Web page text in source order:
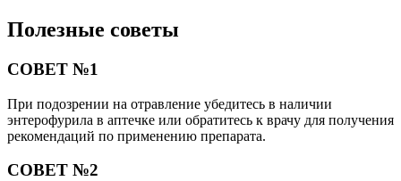
Полезные советы
СОВЕТ №1
При подозрении на отравление убедитесь в наличии
энтерофурила в аптечке или обратитесь к врачу для получения
рекомендаций по применению препарата.
СОВЕТ №2